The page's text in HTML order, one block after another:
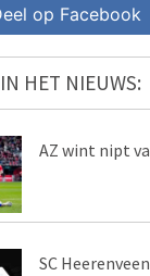
op Facebook
HET NIEUWS:
AZ wint nipt
SC